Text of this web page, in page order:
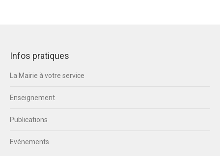
Infos pratiques
La Mairie à votre service
Enseignement
Publications
Evénements